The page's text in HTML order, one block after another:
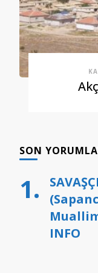
SON
INFO